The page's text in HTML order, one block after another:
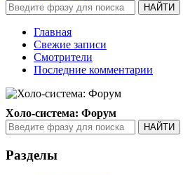
Главная
Свежие записи
Смотрители
Последние комментарии
Холо-система: Форум
Разделы